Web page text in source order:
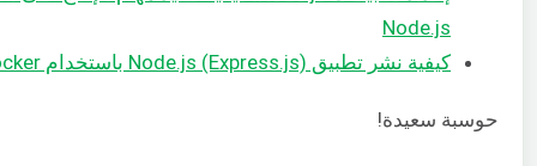
Node.js
كيفية نشر تطبيق Node.js (Express.js) باستخدام Docker على Ubuntu 20.04
حوسبة سعيدة!